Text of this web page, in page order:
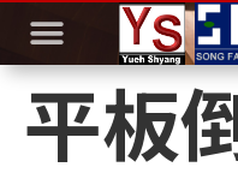
平板